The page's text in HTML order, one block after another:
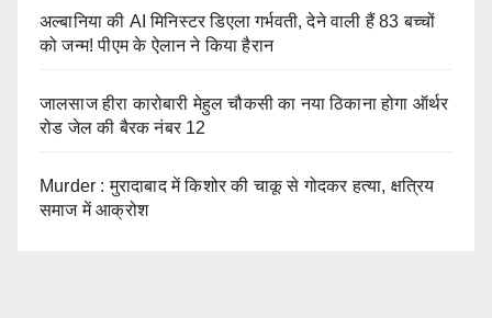
अल्बानिया की AI मिनिस्‍टर डिएला गर्भवती, देने वाली हैं 83 बच्चों
को जन्‍म! पीएम के ऐलान ने किया हैरान
जालसाज हीरा कारोबारी मेहुल चौकसी का नया ठिकाना होगा ऑर्थर
रोड जेल की बैरक नंबर 12
Murder : मुरादाबाद में किशोर की चाकू से गोदकर हत्या, क्षत्रिय
समाज में आक्रोश